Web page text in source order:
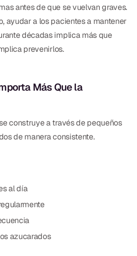
Día
Día
antes de que se vuelvan graves.
ayudar a los pacientes a mantener
décadas implica más que
prevenirlos.
Más Que la
construye a través de pequeños
de manera consistente.
al día
azucarados